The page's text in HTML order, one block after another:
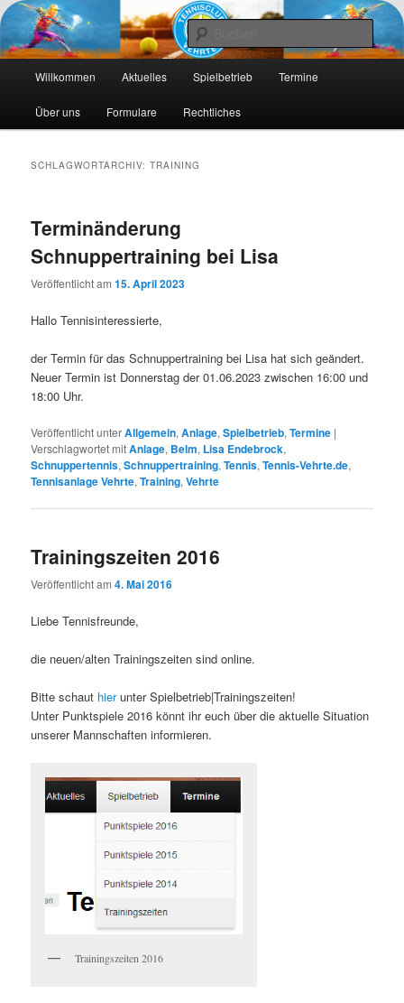
Tennis-Vehrte
Die Webseite des Tennisclub Vehrte e. V.
Zum
primären
Zum
sekundären
Willkommen Aktuelles Spielbetrieb Termine
Über uns Formulare Rechtliches
SCHLAGWORTARCHIV:TRAINING
Terminänderung
Schnuppertraining bei Lisa
Veröffentlicht am15. April 2023
Hallo Tennisinteressierte,
der Termin für das Schnuppertraining bei Lisa hat sich geändert.
Neuer Termin ist Donnerstag der 01.06.2023 zwischen 16:00 und
18:00 Uhr.
Veröffentlicht unterAllgemein,Anlage,Spielbetrieb,Termine |
Verschlagwortet mitAnlage, Belm, Lisa Endebrock,
Schnuppertennis,Schnuppertraining,Tennis,Tennis-Vehrte.de,
Tennisanlage Vehrte,Training,Vehrte
Trainingszeiten 2016
Veröffentlicht am4. Mai 2016
Liebe Tennisfreunde,
die neuen/alten Trainingszeiten sind online.
Bitte schaut hierunter Spielbetrieb|Trainingszeiten!
Unter Punktspiele 2016 könnt ihr euch über die aktuelle Situation
unserer Mannschaften informieren.
Trainingszeiten 2016